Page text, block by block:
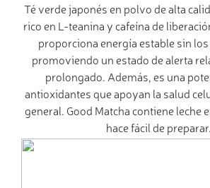
Té verde japonés en polvo de alta
rico en L-teanina y cafeína de
proporciona energía estable sin los
promoviendo un estado de alerta
prolongado. Además, es una
antioxidantes que apoyan la salud
general. Good Matcha contiene leche
hace fácil de preparar.